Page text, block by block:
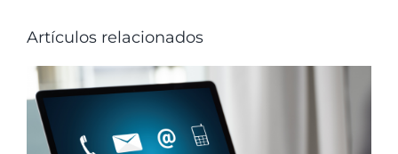
Artículos relacionados